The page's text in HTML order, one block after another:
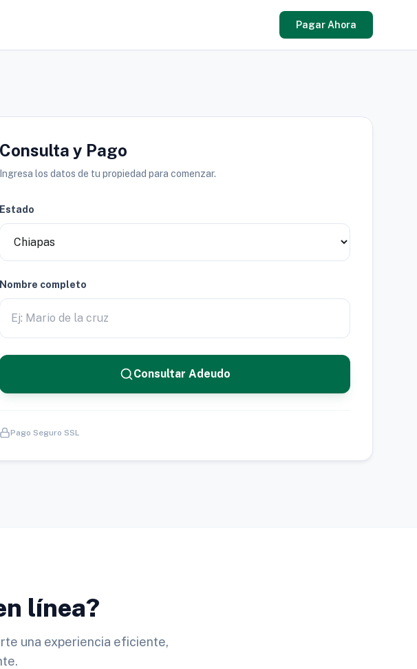
Pagar Ahora
Consulta y Pago
Ingresa los datos de tu propiedad para comenzar.
Estado
Nombre completo
Consultar Adeudo
Pago Seguro SSL
línea?
una experiencia eficiente,